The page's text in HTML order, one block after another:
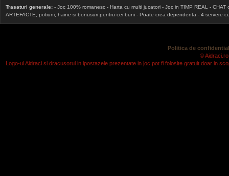
Trasaturi generale: - Joc 100% romanesc - Harta cu multi jucatori - Joc in TIMP REAL -
ARTEFACTE, potiuni, haine si bonusuri pentru cei buni - Poate crea dependenta - 4 servere
Politica de
©
Logo-ul Aidraci si dracusorul in ipostazele prezentate in joc pot fi folosite gratuit doar in